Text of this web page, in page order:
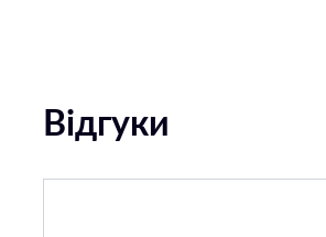
Відгуки